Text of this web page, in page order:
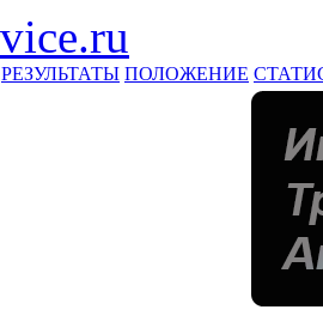
РЕЗУЛЬТАТЫ ПОЛОЖЕНИЕ